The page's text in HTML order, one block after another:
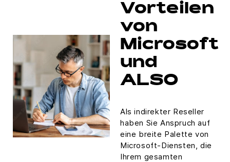
website
owner
to
setup
site
with
CMP
add
this
content
Vorteilen
von
Microsoft
und
ALSO
Als indirekter Reseller
haben Sie Anspruch auf
eine breite Palette von
Microsoft-Diensten, die
Ihrem gesamten